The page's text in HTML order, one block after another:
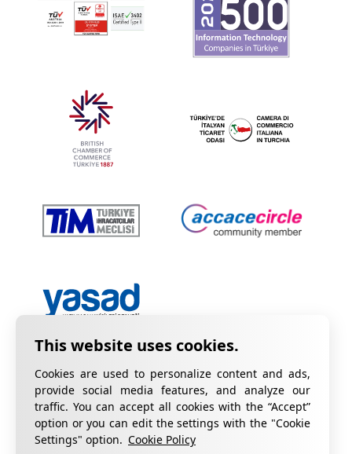
Cookies are used to personalize content and ads,
provide social media features, and analyze our
traffic. You can accept all cookies with the “Accept”
option or you can edit the settings with the "Cookie
Settings" option. Cookie Policy
Privacy Policy
Information on KVKK